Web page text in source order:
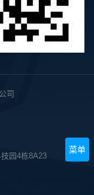
菜单
司
园4栋8A23